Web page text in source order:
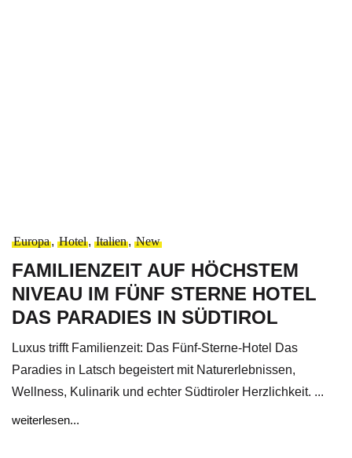
Europa, Hotel, Italien, New
FAMILIENZEIT AUF HÖCHSTEM
NIVEAU IM FÜNF STERNE HOTEL
DAS PARADIES IN SÜDTIROL
Luxus trifft Familienzeit: Das Fünf-Sterne-Hotel Das
Paradies in Latsch begeistert mit Naturerlebnissen,
Wellness, Kulinarik und echter Südtiroler Herzlichkeit. ...
weiterlesen...